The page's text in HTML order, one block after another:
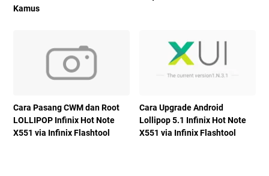
Kamus
Cara Pasang CWM dan Root
LOLLIPOP Infinix Hot Note
X551 via Infinix Flashtool
Cara Upgrade Android
Lollipop 5.1 Infinix Hot Note
X551 via Infinix Flashtool